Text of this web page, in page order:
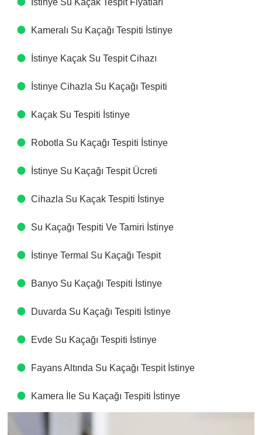
İstinye Su Kaçak Tespit Fiyatları​
Kameralı Su Kaçağı Tespiti​ İstinye
İstinye Kaçak Su Tespit Cihazı​
İstinye Cihazla Su Kaçağı Tespiti​
Kaçak Su Tespiti​ İstinye
Robotla Su Kaçağı Tespiti​ İstinye
İstinye Su Kaçağı Tespit Ücreti​
Cihazla Su Kaçak Tespiti​ İstinye
Su Kaçağı Tespiti Ve Tamiri​ İstinye
İstinye Termal Su Kaçağı Tespit ​
Banyo Su Kaçağı Tespiti​ İstinye
Duvarda Su Kaçağı Tespiti​ İstinye
Evde Su Kaçağı Tespiti​ İstinye
Fayans Altında Su Kaçağı Tespit​ İstinye
Kamera İle Su Kaçağı Tespiti​ İstinye